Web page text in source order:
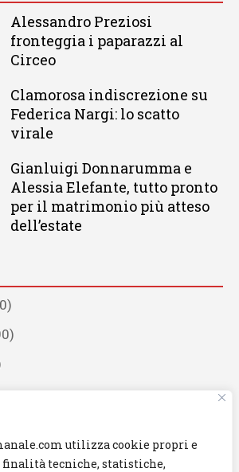
utilizza cookie propri e
tecniche, statistiche,
Alessandro Preziosi
fronteggia i paparazzi al
Circeo
Clamorosa indiscrezione su
Federica Nargi: lo scatto
virale
Gianluigi Donnarumma e
Alessia Elefante, tutto pronto
per il matrimonio più atteso
dell’estate